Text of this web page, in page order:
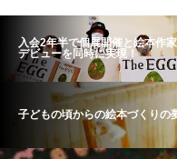
入会2年半で個展開催と絵本作家
デビューを同時に実現！
子どもの頃からの絵本づくりの